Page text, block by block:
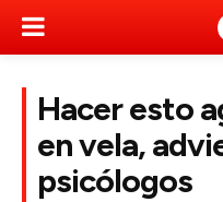
Hacer esto
en vela,
psicólogos